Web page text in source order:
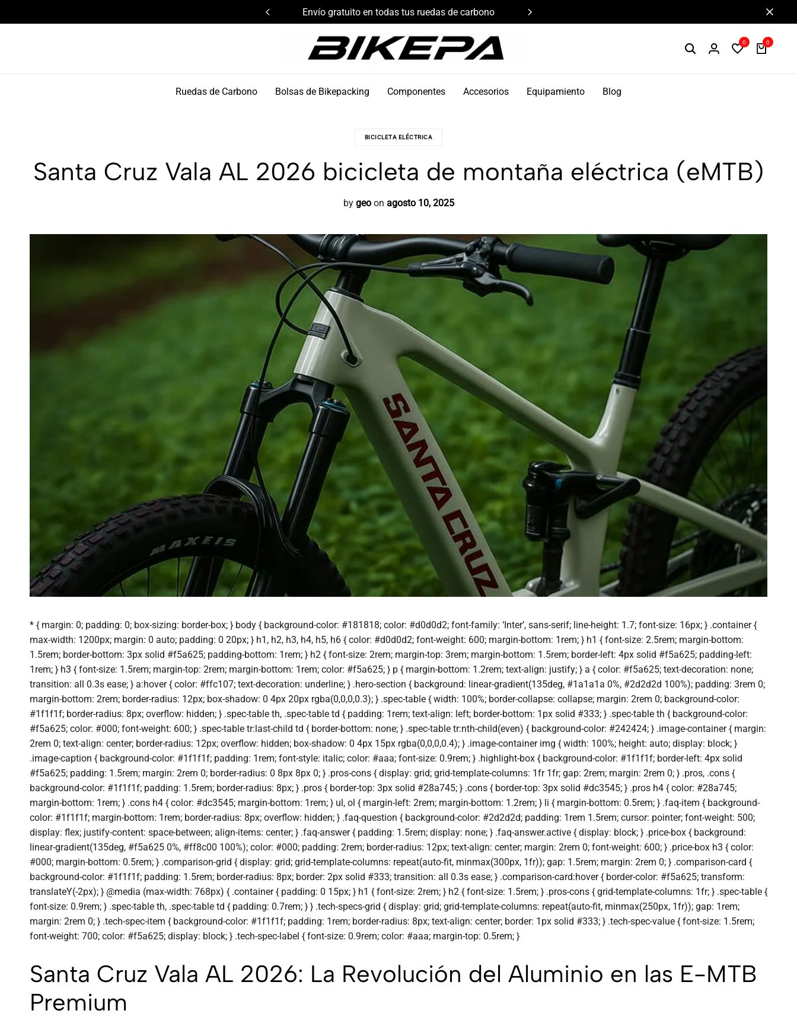
Envío gratuito en todas tus ruedas de carbono Componentes de alto rendimiento y bikepacking
0 0
Ruedas de Carbono Bolsas de Bikepacking Componentes Accesorios Equipamiento Blog
BICICLETA ELÉCTRICA
Santa Cruz Vala AL 2026 bicicleta de montaña eléctrica (eMTB)
by geo on agosto 10, 2025
* { margin: 0; padding: 0; box-sizing: border-box; } body { background-color: #181818; color: #d0d0d2; font-family: ‘Inter’, sans-serif; line-height: 1.7; font-size: 16px; } .container {
max-width: 1200px; margin: 0 auto; padding: 0 20px; } h1, h2, h3, h4, h5, h6 { color: #d0d0d2; font-weight: 600; margin-bottom: 1rem; } h1 { font-size: 2.5rem; margin-bottom:
1.5rem; border-bottom: 3px solid #f5a625; padding-bottom: 1rem; } h2 { font-size: 2rem; margin-top: 3rem; margin-bottom: 1.5rem; border-left: 4px solid #f5a625; padding-left:
1rem; } h3 { font-size: 1.5rem; margin-top: 2rem; margin-bottom: 1rem; color: #f5a625; } p { margin-bottom: 1.2rem; text-align: justify; } a { color: #f5a625; text-decoration: none;
transition: all 0.3s ease; } a:hover { color: #ffc107; text-decoration: underline; } .hero-section { background: linear-gradient(135deg, #1a1a1a 0%, #2d2d2d 100%); padding: 3rem 0;
margin-bottom: 2rem; border-radius: 12px; box-shadow: 0 4px 20px rgba(0,0,0,0.3); } .spec-table { width: 100%; border-collapse: collapse; margin: 2rem 0; background-color:
#1f1f1f; border-radius: 8px; overflow: hidden; } .spec-table th, .spec-table td { padding: 1rem; text-align: left; border-bottom: 1px solid #333; } .spec-table th { background-color:
#f5a625; color: #000; font-weight: 600; } .spec-table tr:last-child td { border-bottom: none; } .spec-table tr:nth-child(even) { background-color: #242424; } .image-container { margin:
2rem 0; text-align: center; border-radius: 12px; overflow: hidden; box-shadow: 0 4px 15px rgba(0,0,0,0.4); } .image-container img { width: 100%; height: auto; display: block; }
.image-caption { background-color: #1f1f1f; padding: 1rem; font-style: italic; color: #aaa; font-size: 0.9rem; } .highlight-box { background-color: #1f1f1f; border-left: 4px solid
#f5a625; padding: 1.5rem; margin: 2rem 0; border-radius: 0 8px 8px 0; } .pros-cons { display: grid; grid-template-columns: 1fr 1fr; gap: 2rem; margin: 2rem 0; } .pros, .cons {
background-color: #1f1f1f; padding: 1.5rem; border-radius: 8px; } .pros { border-top: 3px solid #28a745; } .cons { border-top: 3px solid #dc3545; } .pros h4 { color: #28a745;
margin-bottom: 1rem; } .cons h4 { color: #dc3545; margin-bottom: 1rem; } ul, ol { margin-left: 2rem; margin-bottom: 1.2rem; } li { margin-bottom: 0.5rem; } .faq-item { background-
color: #1f1f1f; margin-bottom: 1rem; border-radius: 8px; overflow: hidden; } .faq-question { background-color: #2d2d2d; padding: 1rem 1.5rem; cursor: pointer; font-weight: 500;
display: flex; justify-content: space-between; align-items: center; } .faq-answer { padding: 1.5rem; display: none; } .faq-answer.active { display: block; } .price-box { background:
linear-gradient(135deg, #f5a625 0%, #ff8c00 100%); color: #000; padding: 2rem; border-radius: 12px; text-align: center; margin: 2rem 0; font-weight: 600; } .price-box h3 { color:
#000; margin-bottom: 0.5rem; } .comparison-grid { display: grid; grid-template-columns: repeat(auto-fit, minmax(300px, 1fr)); gap: 1.5rem; margin: 2rem 0; } .comparison-card {
background-color: #1f1f1f; padding: 1.5rem; border-radius: 8px; border: 2px solid #333; transition: all 0.3s ease; } .comparison-card:hover { border-color: #f5a625; transform:
translateY(-2px); } @media (max-width: 768px) { .container { padding: 0 15px; } h1 { font-size: 2rem; } h2 { font-size: 1.5rem; } .pros-cons { grid-template-columns: 1fr; } .spec-table {
font-size: 0.9rem; } .spec-table th, .spec-table td { padding: 0.7rem; } } .tech-specs-grid { display: grid; grid-template-columns: repeat(auto-fit, minmax(250px, 1fr)); gap: 1rem;
margin: 2rem 0; } .tech-spec-item { background-color: #1f1f1f; padding: 1rem; border-radius: 8px; text-align: center; border: 1px solid #333; } .tech-spec-value { font-size: 1.5rem;
font-weight: 700; color: #f5a625; display: block; } .tech-spec-label { font-size: 0.9rem; color: #aaa; margin-top: 0.5rem; }
Santa Cruz Vala AL 2026: La Revolución del Aluminio en las E-MTB
Premium